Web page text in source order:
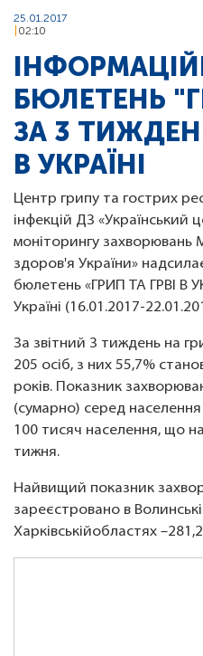
25.01.2017
02:10
БЮЛЕТЕНЬ
ЗА 3
В УКРАЇНІ
Центр грипу та гострих
інфекцій ДЗ «Український
моніторингу захворювань
здоров'я України»
бюлетень «ГРИП ТА ГРВІ В
Україні (16.01.2017-
За звітний 3 тиждень на
205 осіб, з них 55,7%
років. Показник
(сумарно) серед
100 тисяч населення, що
тижня.
Найвищий показник
зареєстровано в
Харківськійобластях